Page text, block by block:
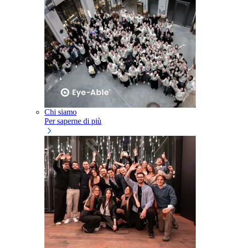
Chi siamo
Per saperne di più